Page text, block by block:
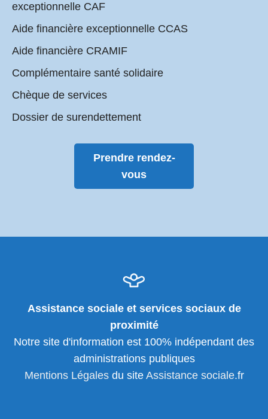
exceptionnelle CAF
Aide financière exceptionnelle CCAS
Aide financière CRAMIF
Complémentaire santé solidaire
Chèque de services
Dossier de surendettement
Prendre rendez-
vous
Assistance sociale et services sociaux de
proximité
Notre site d'information est 100% indépendant des
administrations publiques
Mentions Légalesdu site Assistance sociale.fr